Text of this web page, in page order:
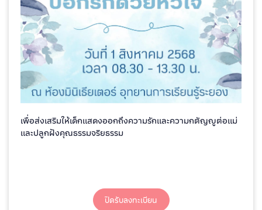
เพื่อส่งเสริมให้เด็กแสดงออกถึงความรักและความกตัญญูต่อแม่
และปลูกฝังคุณธรรมจริยธรรม
ปิดรับลงทะเบียน